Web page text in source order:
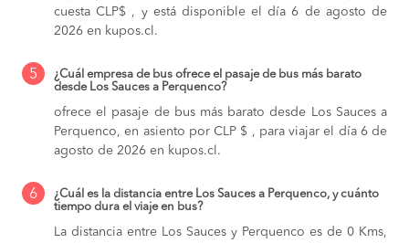
cuesta CLP$ , y está disponible el día 6 de agosto de
2026 en kupos.cl.
5
¿Cuál empresa de bus ofrece el pasaje de bus más barato
desde Los Sauces a Perquenco?
ofrece el pasaje de bus más barato desde Los Sauces a
Perquenco, en asiento por CLP $ , para viajar el día 6 de
agosto de 2026 en kupos.cl.
6
¿Cuál es la distancia entre Los Sauces a Perquenco, y cuánto
tiempo dura el viaje en bus?
La distancia entre Los Sauces y Perquenco es de 0 Kms,